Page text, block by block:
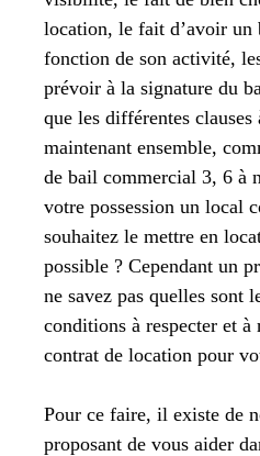
location, le fait d’avoir un
fonction de son activité,
prévoir à la signature du
que les différentes
maintenant ensemble,
de bail commercial 3, 6 à
votre possession un local
souhaitez le mettre en
possible ? Cependant un
ne savez pas quelles sont
conditions à respecter et
contrat de location pour
Pour ce faire, il existe de
proposant de vous aider